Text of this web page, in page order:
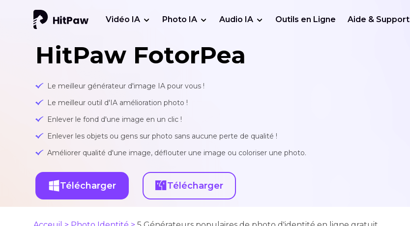
Vidéo IA Photo IA Audio IA Outils en Ligne Aide & Support
HitPaw FotorPea
Le meilleur générateur d'image IA pour vous !
Le meilleur outil d'IA amélioration photo !
Enlever le fond d'une image en un clic !
Enlever les objets ou gens sur photo sans aucune perte de qualité !
Améliorer qualité d'une image, déflouter une image ou coloriser une photo.
Télécharger Télécharger